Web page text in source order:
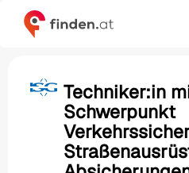
Techniker:in
Schwerpunkt